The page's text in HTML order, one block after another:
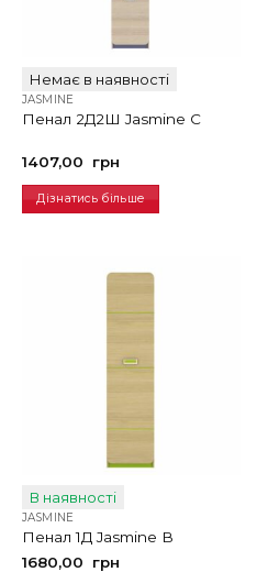
Немає в наявності
JASMINE
Пенал 2Д2Ш Jasmine С
1407,00 грн
Дізнатись більше
В наявності
JASMINE
Пенал 1Д Jasmine В
1680,00
грн